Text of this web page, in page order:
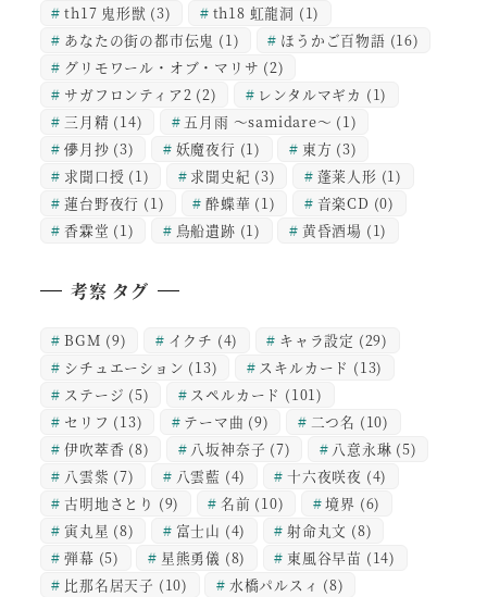
th17 鬼形獣 (3) th18 虹龍洞 (1)
あなたの街の都市伝鬼 (1) ほうかご百物語 (16)
グリモワール・オブ・マリサ (2)
サガフロンティア2 (2) レンタルマギカ (1)
三月精 (14) 五月雨 ～samidare～ (1)
儚月抄 (3) 妖魔夜行 (1) 東方 (3)
求聞口授 (1) 求聞史紀 (3) 蓬莱人形 (1)
蓮台野夜行 (1) 酔蝶華 (1) 音楽CD (0)
香霖堂 (1) 鳥船遺跡 (1) 黄昏酒場 (1)
考察 タグ
BGM (9) イクチ (4) キャラ設定 (29)
シチュエーション (13) スキルカード (13)
ステージ (5) スペルカード (101)
セリフ (13) テーマ曲 (9) 二つ名 (10)
伊吹萃香 (8) 八坂神奈子 (7) 八意永琳 (5)
八雲紫 (7) 八雲藍 (4) 十六夜咲夜 (4)
古明地さとり (9) 名前 (10) 境界 (6)
寅丸星 (8) 富士山 (4) 射命丸文 (8)
弾幕 (5) 星熊勇儀 (8) 東風谷早苗 (14)
比那名居天子 (10) 水橋パルスィ (8)